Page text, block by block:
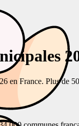
en France. Plus de